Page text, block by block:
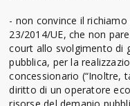
- non convince il
23/2014/UE, che non
court allo svolgimento di
pubblica, per la
concessionario (“Inoltre,
diritto di un operatore
risorse del demanio